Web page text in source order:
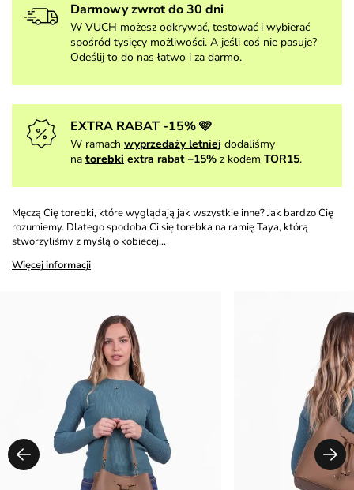
Darmowy zwrot do 30 dni
W VUCH możesz odkrywać, testować i wybierać
spośród tysięcy możliwości. A jeśli coś nie pasuje?
Odeślij to do nas łatwo i za darmo.
EXTRA RABAT -15% 🩷
W ramach wyprzedaży letniej dodaliśmy
na torebki extra rabat −15% z kodem TOR15.
Męczą Cię torebki, które wyglądają jak wszystkie inne? Jak bardzo Cię
rozumiemy. Dlatego spodoba Ci się torebka na ramię Taya, którą
stworzyliśmy z myślą o kobiecej…
Więcej informacji